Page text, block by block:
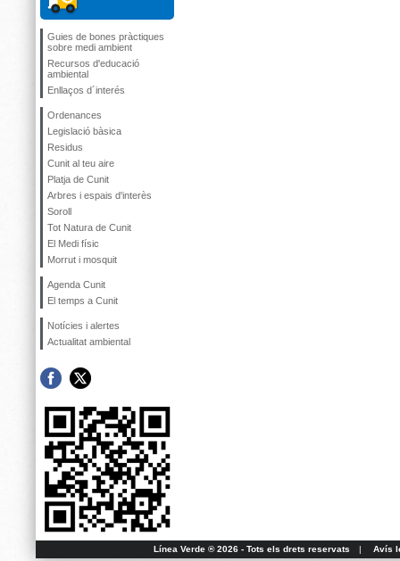
Guies de bones pràctiques
sobre medi ambient
Recursos d'educació
ambiental
Enllaços d´interés
Ordenances
Legislació bàsica
Residus
Cunit al teu aire
Platja de Cunit
Arbres i espais d'interès
Soroll
Tot Natura de Cunit
El Medi físic
Morrut i mosquit
Agenda Cunit
El temps a Cunit
Notícies i alertes
Actualitat ambiental
Línea Verde ® 2026 - Tots els drets reservats | Avís